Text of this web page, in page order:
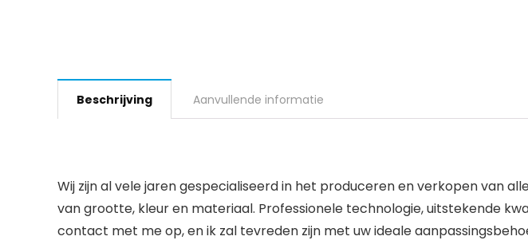
Beschrijving Aanvullende informatie
Wij zijn al vele jaren gespecialiseerd in het produceren en verkopen van
van grootte, kleur en materiaal. Professionele technologie, uitstekende
contact met me op, en ik zal tevreden zijn met uw ideale